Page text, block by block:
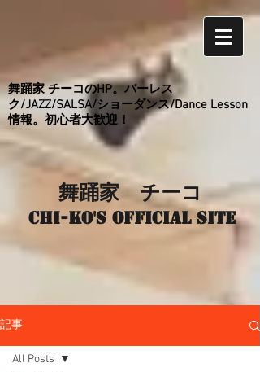
舞踊家 チーコのHP。バーレス
ク/JAZZ/SALSA/ショーダンス/Dance Lesson
情報。初心者大歓迎！
舞踊家 チーコ
Chi-ko's Official site
記事
All Posts